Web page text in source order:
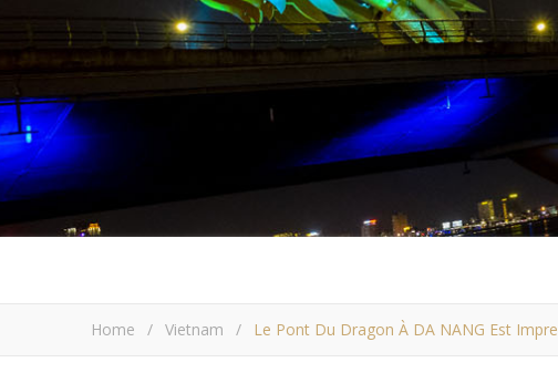
Home / Vietnam / Le Pont Du Dragon À DA NANG Est